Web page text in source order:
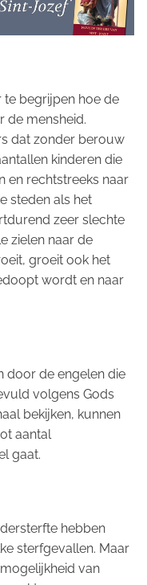
te begrijpen hoe de
de mensheid.
dat zonder berouw
kinderen die
en rechtstreeks naar
steden als het
zeer slechte
zielen naar de
groeit ook het
wordt en naar
door de engelen die
volgens Gods
bekijken, kunnen
aantal
gaat.
hebben
sterfgevallen. Maar
van